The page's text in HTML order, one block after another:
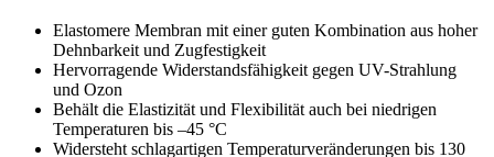
Elastomere Membran mit einer guten Kombination aus hoher
Dehnbarkeit und Zugfestigkeit
Hervorragende Widerstandsfähigkeit gegen UV-Strahlung
und Ozon
Behält die Elastizität und Flexibilität auch bei niedrigen
Temperaturen bis –45 °C
Widersteht schlagartigen Temperaturveränderungen bis 130